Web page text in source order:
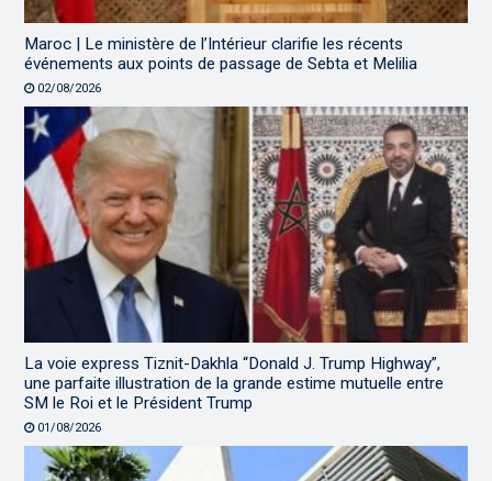
Maroc | Le ministère de l’Intérieur clarifie les récents
événements aux points de passage de Sebta et Melilia
02/08/2026
La voie express Tiznit-Dakhla “Donald J. Trump Highway”,
une parfaite illustration de la grande estime mutuelle entre
SM le Roi et le Président Trump
01/08/2026